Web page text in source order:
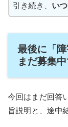
引き続き、 い
最後に「
まだ募集
今回はまだ回答
旨説明と、途中